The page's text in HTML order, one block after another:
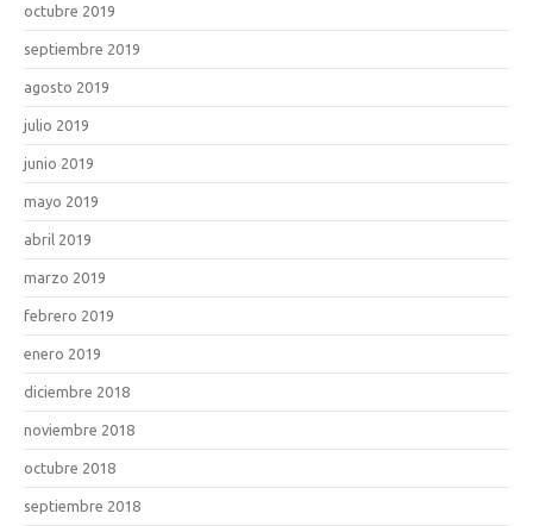
octubre 2019
septiembre 2019
agosto 2019
julio 2019
junio 2019
mayo 2019
abril 2019
marzo 2019
febrero 2019
enero 2019
diciembre 2018
noviembre 2018
octubre 2018
septiembre 2018